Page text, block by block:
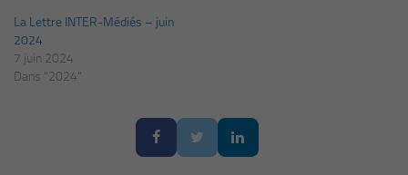
La Lettre INTER-Médiés – juin
2024
7 juin 2024
Dans "2024"